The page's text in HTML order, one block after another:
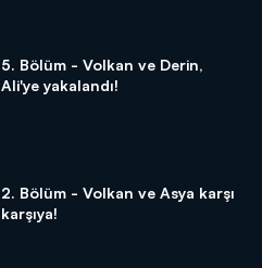
5. Bölüm - Volkan ve Derin,
Ali'ye yakalandı!
2. Bölüm - Volkan ve Asya karşı
karşıya!